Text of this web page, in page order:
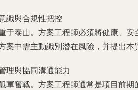
識與合規性把控
于泰山。方案工程師必須將健康、
案中需主動識別潛在風險，并提出
理與協同溝通能力
軍奮戰。方案工程師通常是項目前